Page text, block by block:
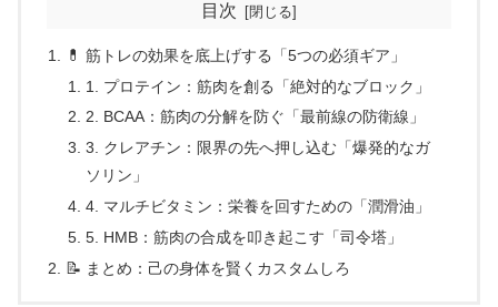
目次
💊 筋トレの効果を底上げする「5つの必須ギア」
1. プロテイン：筋肉を創る「絶対的なブロック」
2. BCAA：筋肉の分解を防ぐ「最前線の防衛線」
3. クレアチン：限界の先へ押し込む「爆発的なガ
ソリン」
4. マルチビタミン：栄養を回すための「潤滑油」
5. HMB：筋肉の合成を叩き起こす「司令塔」
📝 まとめ：己の身体を賢くカスタムしろ